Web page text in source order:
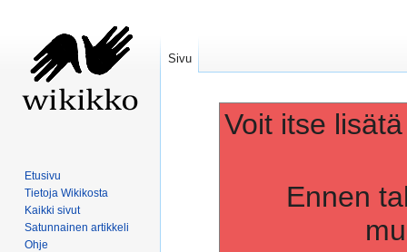
Voit itse
Ennen
Sivu
Etusivu
Tietoja Wikikosta
Kaikki sivut
Satunnainen artikkeli
Ohje